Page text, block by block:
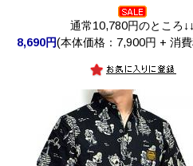
通常10,780円のところ↓↓
8,690円(本体価格：7,900円 + 消